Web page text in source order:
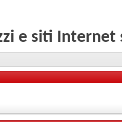
e siti